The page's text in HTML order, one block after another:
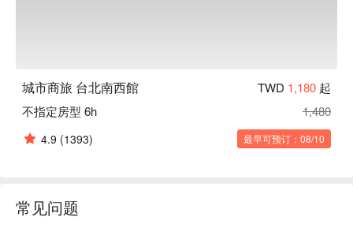
城市商旅 台北南西館 TWD 1,180 起
不指定房型 6h
1,480
4.9 (1393) 最早可预订：08/10
常见问题